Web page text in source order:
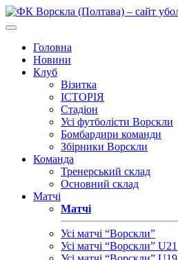
Головна
Новини
Клуб
Візитка
ІСТОРІЯ
Стадіон
Усі футболісти Ворскли
Бомбардири команди
Збірники Ворскли
Команда
Тренерський склад
Основний склад
Матчі
Матчі
Усі матчі “Ворскли”
Усі матчі “Ворскли” U21